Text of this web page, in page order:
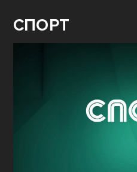
СПОРТ